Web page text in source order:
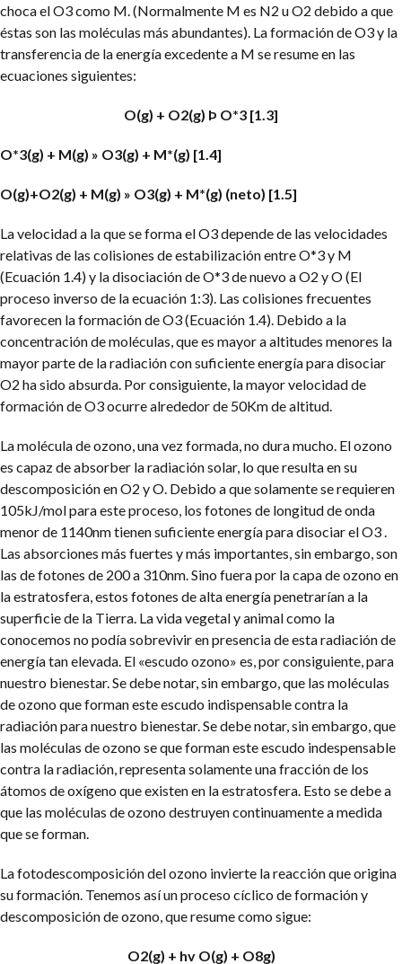
choca el O3 como M. (Normalmente M es N2 u O2 debido a que
éstas son las moléculas más abundantes). La formación de O3 y la
transferencia de la energía excedente a M se resume en las
ecuaciones siguientes:
O(g) + O2(g) Þ O*3 [1.3]
O*3(g) + M(g) » O3(g) + M*(g) [1.4]
O(g)+O2(g) + M(g) » O3(g) + M*(g) (neto) [1.5]
La velocidad a la que se forma el O3 depende de las velocidades
relativas de las colisiones de estabilización entre O*3 y M
(Ecuación 1.4) y la disociación de O*3 de nuevo a O2 y O (El
proceso inverso de la ecuación 1:3). Las colisiones frecuentes
favorecen la formación de O3 (Ecuación 1.4). Debido a la
concentración de moléculas, que es mayor a altitudes menores la
mayor parte de la radiación con suficiente energía para disociar
O2 ha sido absurda. Por consiguiente, la mayor velocidad de
formación de O3 ocurre alrededor de 50Km de altitud.
La molécula de ozono, una vez formada, no dura mucho. El ozono
es capaz de absorber la radiación solar, lo que resulta en su
descomposición en O2 y O. Debido a que solamente se requieren
105kJ/mol para este proceso, los fotones de longitud de onda
menor de 1140nm tienen suficiente energía para disociar el O3 .
Las absorciones más fuertes y más importantes, sin embargo, son
las de fotones de 200 a 310nm. Sino fuera por la capa de ozono en
la estratosfera, estos fotones de alta energía penetrarían a la
superficie de la Tierra. La vida vegetal y animal como la
conocemos no podía sobrevivir en presencia de esta radiación de
energía tan elevada. El «escudo ozono» es, por consiguiente, para
nuestro bienestar. Se debe notar, sin embargo, que las moléculas
de ozono que forman este escudo indispensable contra la
radiación para nuestro bienestar. Se debe notar, sin embargo, que
las moléculas de ozono se que forman este escudo indespensable
contra la radiación, representa solamente una fracción de los
átomos de oxígeno que existen en la estratosfera. Esto se debe a
que las moléculas de ozono destruyen continuamente a medida
que se forman.
La fotodescomposición del ozono invierte la reacción que origina
su formación. Tenemos así un proceso cíclico de formación y
descomposición de ozono, que resume como sigue:
O2(g) + hv O(g) + O8g)